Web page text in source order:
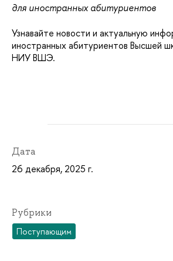
для иностранных абитуриентов
Узнавайте новости и актуальную
иностранных абитуриентов Высшей
НИУ ВШЭ.
Дата
26 декабря, 2025 г.
Рубрики
Поступающим